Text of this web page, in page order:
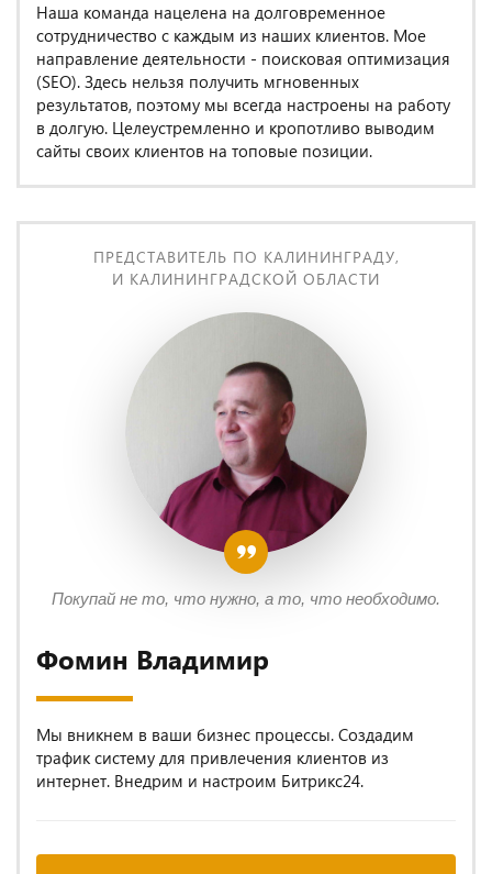
Наша команда нацелена на долговременное
сотрудничество с каждым из наших клиентов. Мое
направление деятельности - поисковая оптимизация
(SEO). Здесь нельзя получить мгновенных
результатов, поэтому мы всегда настроены на работу
в долгую. Целеустремленно и кропотливо выводим
сайты своих клиентов на топовые позиции.
ПРЕДСТАВИТЕЛЬ ПО КАЛИНИНГРАДУ,
И КАЛИНИНГРАДСКОЙ ОБЛАСТИ
Фомин Владимир
Мы вникнем в ваши бизнес процессы. Создадим
трафик систему для привлечения клиентов из
интернет. Внедрим и настроим Битрикс24.
Покупай не то, что нужно, а то, что необходимо.